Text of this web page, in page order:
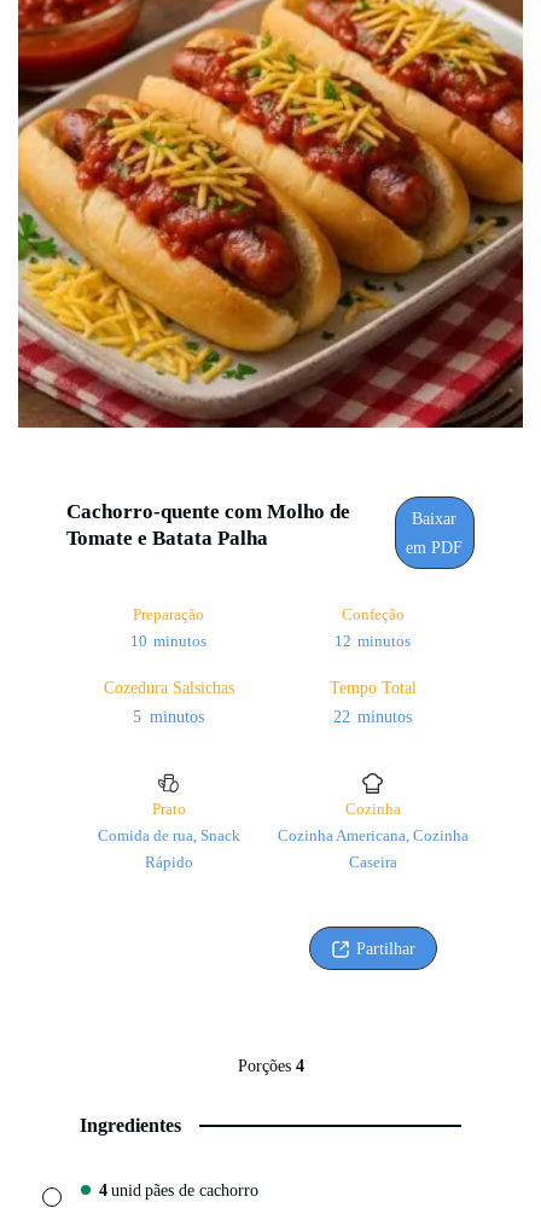
Cachorro-quente com Molho de
Tomate e Batata Palha
Baixar
em PDF
Preparação
10minutos
minutos
Confeção
12minutos
minutos
Cozedura Salsichas
5minutos
minutos
Tempo Total
22minutos
minutos
Prato
Comida de rua, Snack
Rápido
Cozinha
Cozinha Americana, Cozinha
Caseira
Partilhar
Porções 4
Ingredientes
▢ 4unidpães de cachorro